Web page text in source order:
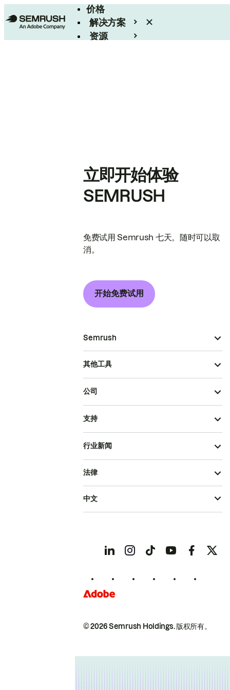
价格
解决方案
资源
立即开始体验
SEMRUSH
免费试用 Semrush 七天。随时可以取
消。
开始免费试用
Semrush
其他工具
公司
支持
行业新闻
© 2026 Semrush Holdings.版权所有。
法律
中文